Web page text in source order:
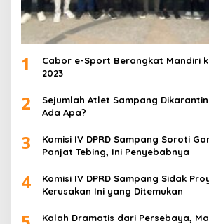
1
Cabor e-Sport Berangkat Mandiri
2023
2
Sejumlah Atlet Sampang
Ada Apa?
3
Komisi IV DPRD Sampang Soroti
Panjat Tebing, Ini Penyebabnya
4
Komisi IV DPRD Sampang Sidak
Kerusakan Ini yang Ditemukan
Kalah Dramatis dari Persebaya,